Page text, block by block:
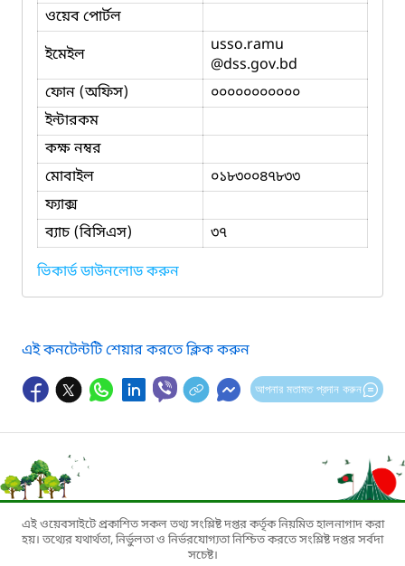
ওয়েব পোর্টল
ইমেইল
usso.ramu
@dss.gov.bd
ফোন (অফিস)
০০০০০০০০০০০
ইন্টারকম
কক্ষ নম্বর
মোবাইল
০১৮৩০০৪৭৮৩৩
ফ্যাক্স
ব্যাচ (বিসিএস)
৩৭
ভিকার্ড ডাউনলোড করুন
এই কনটেন্টটি শেয়ার করতে ক্লিক করুন
আপনার মতামত প্রদান করুন
এই ওয়েবসাইটে প্রকাশিত সকল তথ্য সংশ্লিষ্ট দপ্তর কর্তৃক নিয়মিত হালনাগাদ করা
হয়। তথ্যের যথার্থতা, নির্ভুলতা ও নির্ভরযোগ্যতা নিশ্চিত করতে সংশ্লিষ্ট দপ্তর সর্বদা
সচেষ্ট।